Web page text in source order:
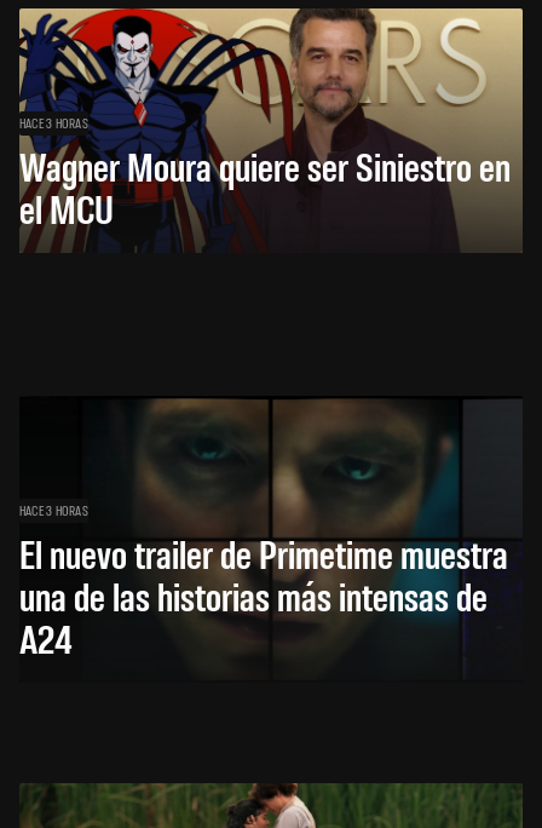
HACE 3 HORAS
Wagner Moura quiere ser Siniestro en
el MCU
HACE 3 HORAS
El nuevo trailer de Primetime muestra
una de las historias más intensas de
A24